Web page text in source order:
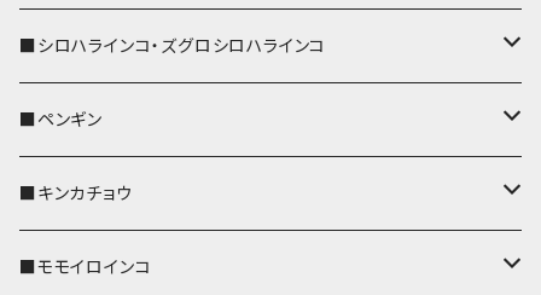
名刺入れ・カードケース
コインケース
メガネケース
ポシェット・バッグ
ストラップ付
名刺入れ・カードケース
メガネケース
IDカードホルダー
ポシェット・バッグ
リール付きストラップ
リールのみ
ストラップ付
キーケース
名刺入れ・カードケース
ポシェット・バッグ
リール付きストラップ
リールのみ
ストラップ付
メガネケース
コインケース
IDカードホルダー
パスケース
リール付きストラップ
リールのみ
ストラップ付
IDカードホルダー
メガネケース
キーホルダー
パスケース
IDカードホルダー
リール付きストラップ
キーカバー
キーホルダー
リール付きストラップ
リールのみ
レザートレイ
■シロハラインコ・ズグロシロハラインコ
キーカバー
キーホルダー
リール付きストラップ
■ペンギン
キーカバー
キーホルダー
■キンカチョウ
キーカバー
■モモイロインコ